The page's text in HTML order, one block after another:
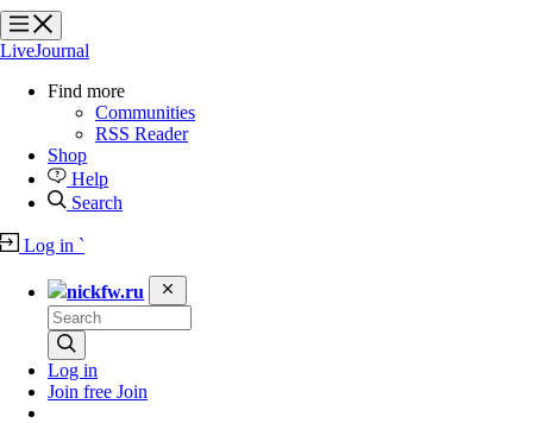
?
?
LiveJournal
Find more
Communities
RSS Reader
Shop
Help
Search
Log in `
nickfw.ru
Log in
Join free Join